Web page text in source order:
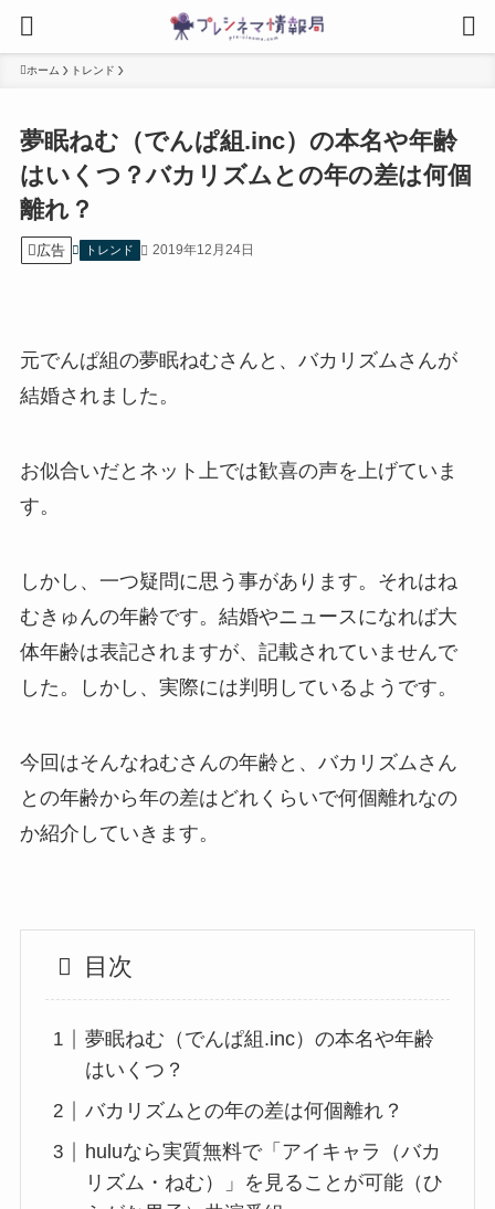
ホーム トレンド
夢眠ねむ（でんぱ組.inc）の本名や年齢
はいくつ？バカリズムとの年の差は何個
離れ？
広告 トレンド 2019年12月24日
元でんぱ組の夢眠ねむさんと、バカリズムさんが
結婚されました。
お似合いだとネット上では歓喜の声を上げていま
す。
しかし、一つ疑問に思う事があります。それはね
むきゅんの年齢です。結婚やニュースになれば大
体年齢は表記されますが、記載されていませんで
した。しかし、実際には判明しているようです。
今回はそんなねむさんの年齢と、バカリズムさん
との年齢から年の差はどれくらいで何個離れなの
か紹介していきます。
目次
夢眠ねむ（でんぱ組.inc）の本名や年齢
はいくつ？
バカリズムとの年の差は何個離れ？
huluなら実質無料で「アイキャラ（バカ
リズム・ねむ）」を見ることが可能（ひ